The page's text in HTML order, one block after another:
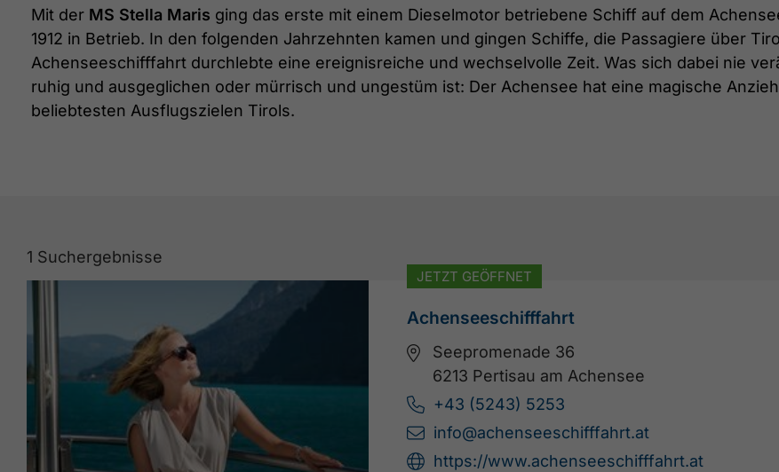
Mit der MS Stella Maris ging das erste mit einem Dieselmotor betriebene Schiff auf dem
1912 in Betrieb. In den folgenden Jahrzehnten kamen und gingen Schiffe, die Passagiere über
Achenseeschifffahrt durchlebte eine ereignisreiche und wechselvolle Zeit. Was sich dabei nie
ruhig und ausgeglichen oder mürrisch und ungestüm ist: Der Achensee hat eine magische
beliebtesten Ausflugszielen Tirols.
1 Suchergebnisse
JETZT GEÖFFNET
Achenseeschifffahrt
Seepromenade 36
6213 Pertisau am Achensee
+43 (5243) 5253
info@achenseeschifffahrt.at
https://www.achenseeschifffahrt.at